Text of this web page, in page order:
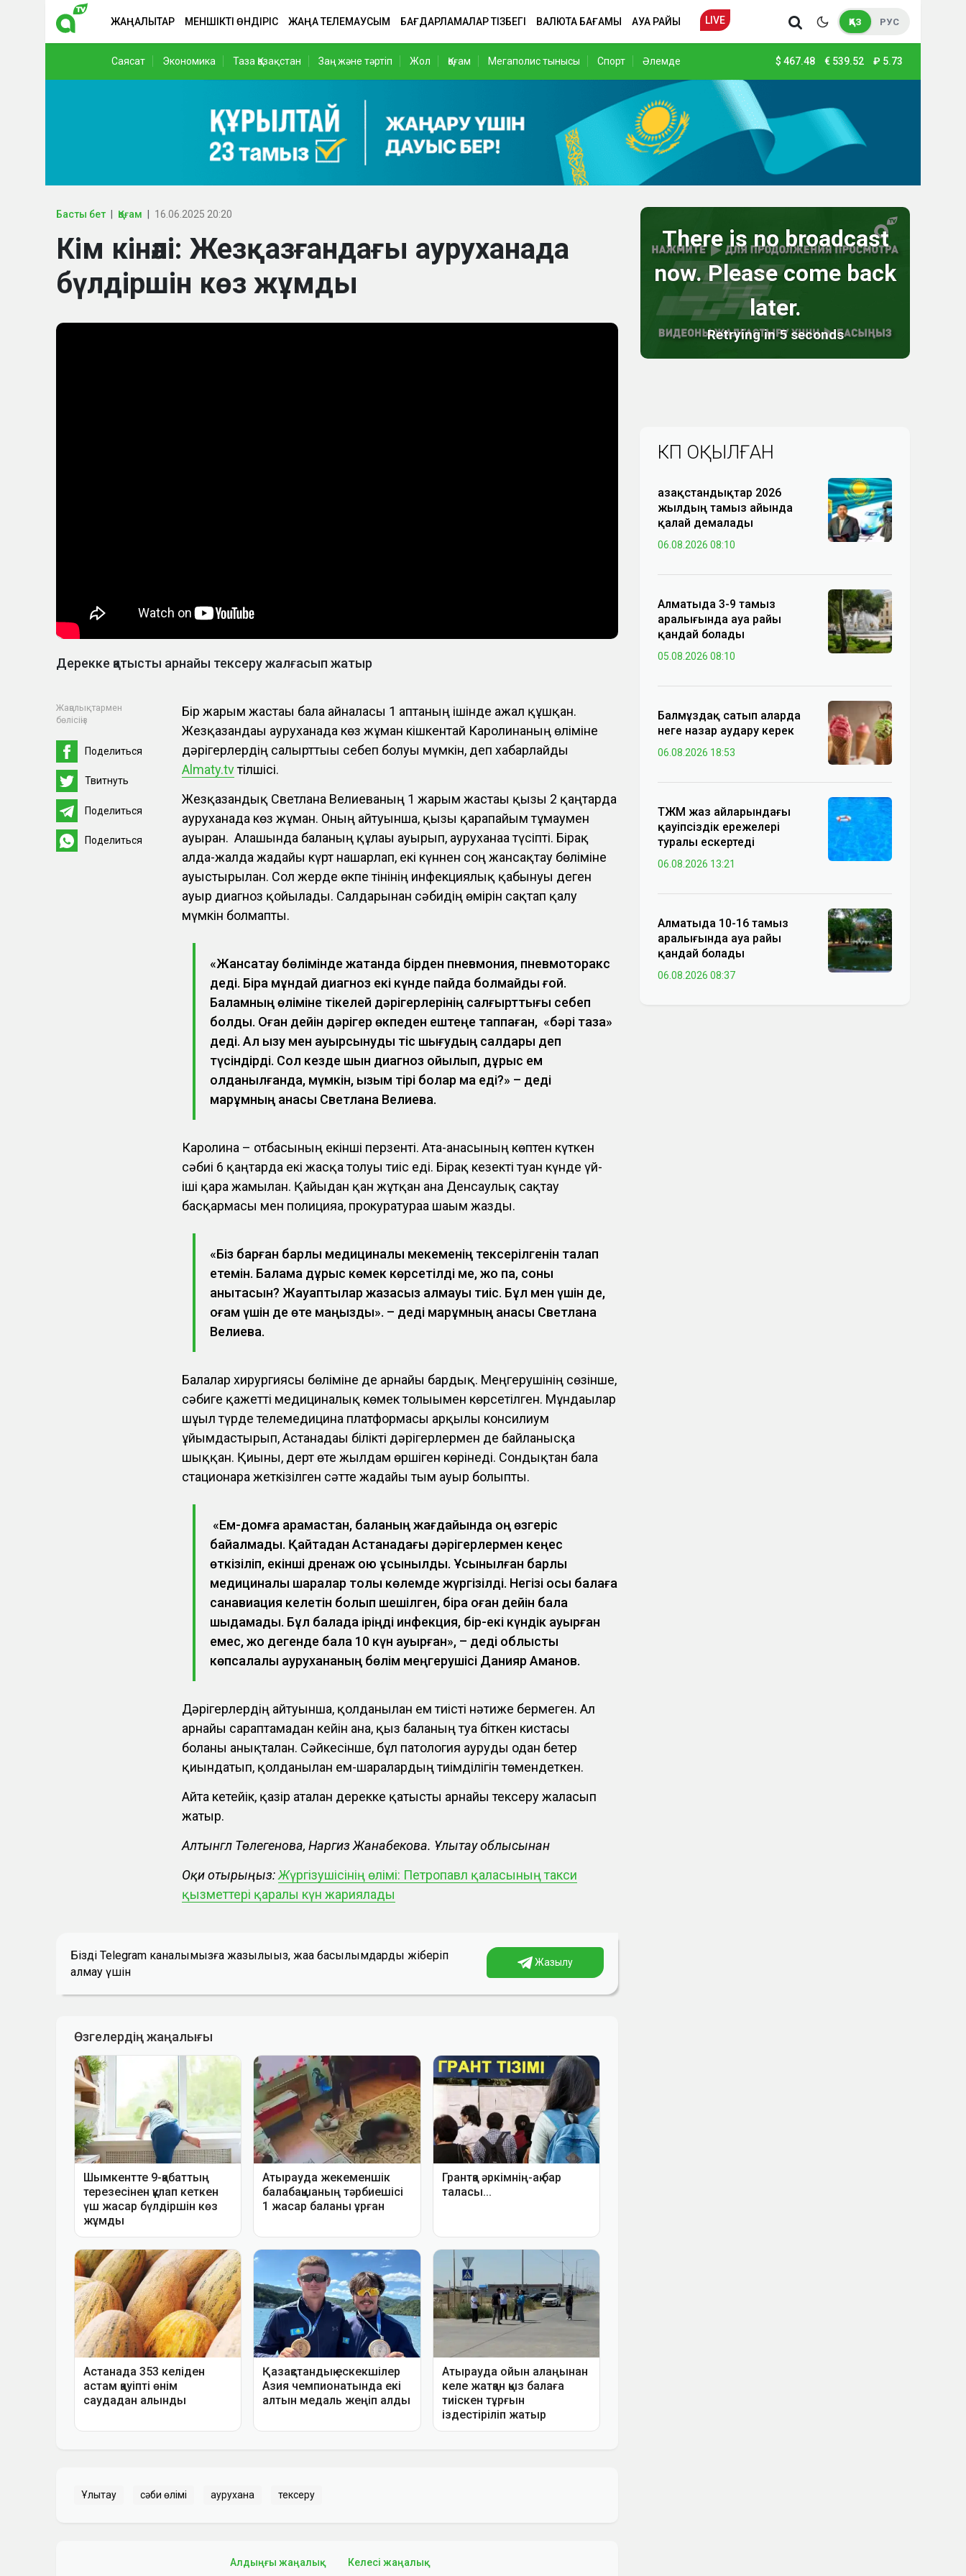
ЖАҢАЛЫҚТАР МЕНШІКТІ ӨНДІРІС ЖАҢА ТЕЛЕМАУСЫМ БАҒДАРЛАМАЛАР ТІЗБЕГІ ВАЛЮТА БАҒАМЫ АУА РАЙЫ LIVE ҚАЗ РУС
Саясат Экономика Таза Қазақстан Заң және тәртіп Жол Қоғам Мегаполис тынысы Спорт Әлемде $ 467.48 € 539.52 ₽ 5.73
Басты бет Қоғам 16.06.2025 20:20
Кім кінәлі: Жезқазғандағы ауруханада
бүлдіршін көз жұмды
Дерекке қатысты арнайы тексеру жалғасып жатыр
Жаңалықтармен
бөлісіңіз
Поделиться
Твитнуть
Поделиться
Поделиться
Бір жарым жастағы бала айналасы 1 аптаның ішінде ажал құшқан.
Жезқазғандағы ауруханада көз жұмған кішкентай Каролинаның өліміне
дәрігерлердің салғырттығы себеп болуы мүмкін, деп хабарлайды
Almaty.tvтілшісі.
Жезқазғандық Светлана Велиеваның 1 жарым жастағы қызы 2 қаңтарда
ауруханада көз жұмған. Оның айтуынша, қызы қарапайым тұмаумен
ауырған. Алғашында баланың құлағы ауырып, ауруханаға түсіпті. Бірақ
алда-жалда жағдайы күрт нашарлап, екі күннен соң жансақтау бөліміне
ауыстырылған. Сол жерде өкпе тінінің инфекциялық қабынуы деген
ауыр диагноз қойылады. Салдарынан сәбидің өмірін сақтап қалу
мүмкін болмапты.
«Жансақтау бөлімінде жатқанда бірден пневмония, пневмоторакс
деді. Бірақ мұндай диагноз екі күнде пайда болмайды ғой.
Баламның өліміне тікелей дәрігерлерінің салғырттығы себеп
болды. Оған дейін дәрігер өкпеден ештеңе таппаған, «бәрі таза»
деді. Ал қызу мен ауырсынуды тіс шығудың салдары деп
түсіндірді. Сол кезде шын диагноз қойылып, дұрыс ем
қолданылғанда, мүмкін, қызым тірі болар ма еді?» – деді
марқұмның анасы Светлана Велиева.
Каролина – отбасының екінші перзенті. Ата-анасының көптен күткен
сәбиі 6 қаңтарда екі жасқа толуы тиіс еді. Бірақ кезекті туған күнде үй-
іші қара жамылған. Қайғыдан қан жұтқан ана Денсаулық сақтау
басқармасы мен полицияға, прокуратураға шағым жазды.
«Біз барған барлық медициналық мекеменің тексерілгенін талап
етемін. Балама дұрыс көмек көрсетілді ме, жоқ па, соны
анықтасын? Жауаптылар жазасыз қалмауы тиіс. Бұл мен үшін де,
қоғам үшін де өте маңызды». – деді марқұмның анасы Светлана
Велиева.
Балалар хирургиясы бөліміне де арнайы бардық. Меңгерушінің сөзінше,
сәбиге қажетті медициналық көмек толығымен көрсетілген. Мұндағылар
шұғыл түрде телемедицина платформасы арқылы консилиум
ұйымдастырып, Астанадағы білікті дәрігерлермен де байланысқа
шыққан. Қиыны, дерт өте жылдам өршіген көрінеді. Сондықтан бала
стационарға жеткізілген сәтте жағдайы тым ауыр болыпты.
«Ем-домға қарамастан, баланың жағдайында оң өзгеріс
байқалмады. Қайтадан Астанадағы дәрігерлермен кеңес
өткізіліп, екінші дренаж қою ұсынылды. Ұсынылған барлық
медициналық шаралар толық көлемде жүргізілді. Негізі осы балаға
санавиация келетін болып шешілген, бірақ оған дейін бала
шыдамады. Бұл балада іріңді инфекция, бір-екі күндік ауырған
емес, жоқ дегенде бала 10 күн ауырған», – деді облыстық
көпсалалы аурухананың бөлім меңгерушісі Данияр Аманов.
Дәрігерлердің айтуынша, қолданылған ем тиісті нәтиже бермеген. Ал
арнайы сараптамадан кейін ғана, қыз баланың туа біткен кистасы
болғаны анықталған. Сәйкесінше, бұл патология ауруды одан бетер
қиындатып, қолданылған ем-шаралардың тиімділігін төмендеткен.
Айта кетейік, қазір аталған дерекке қатысты арнайы тексеру жалғасып
жатыр.
Алтынгүл Төлегенова, Наргиз Жанабекова. Ұлытау облысынан
Оқи отырыңыз:Жүргізушісінің өлімі: Петропавл қаласының такси
қызметтері қаралы күн жариялады
Біздің Telegram каналымызға жазылыңыз, жаңа басылымдарды жіберіп
алмау үшін
Жазылу
Ұлытау сәби өлімі аурухана тексеру
Алдыңғы жаңалық Келесі жаңалық
КӨП ОҚЫЛҒАН
Қазақстандықтар 2026
жылдың тамыз айында
қалай демалады
06.08.2026 08:10
Алматыда 3-9 тамыз
аралығында ауа райы
қандай болады
05.08.2026 08:10
Балмұздақ сатып аларда
неге назар аудару керек
06.08.2026 18:53
ТЖМ жаз айларындағы
қауіпсіздік ережелері
туралы ескертеді
06.08.2026 13:21
Алматыда 10-16 тамыз
аралығында ауа райы
қандай болады
06.08.2026 08:37